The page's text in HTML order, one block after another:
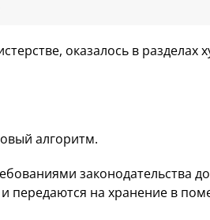
оказалось в разделах
алгоритм.
законодательства
и передаются на хранение в